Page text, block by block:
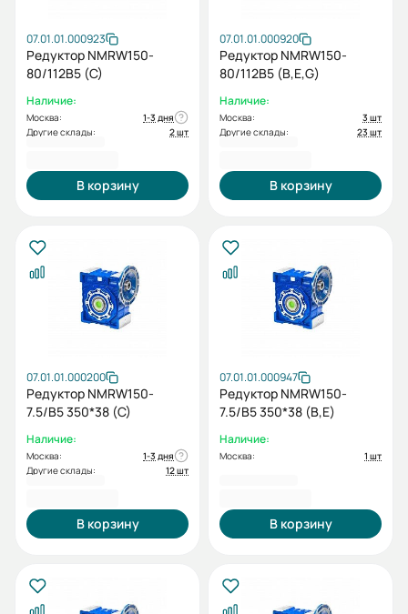
07.01.01.000923
Редуктор NMRW150-
80/112B5 (C)
Наличие:
Москва:
1-3 дня
Другие склады:
2 шт
В корзину
07.01.01.000920
Редуктор NMRW150-
80/112B5 (B,E,G)
Наличие:
Москва:
3 шт
Другие склады:
23 шт
В корзину
07.01.01.000200
Редуктор NMRW150-
7.5/B5 350*38 (C)
Наличие:
Москва:
1-3 дня
Другие склады:
12 шт
В корзину
07.01.01.000947
Редуктор NMRW150-
7.5/B5 350*38 (B,E)
Наличие:
Москва: 1 шт
В корзину